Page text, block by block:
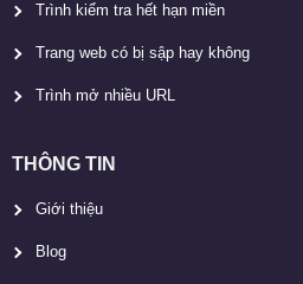
Trình kiểm tra hết hạn miền
Trang web có bị sập hay không
Trình mở nhiều URL
THÔNG TIN
Giới thiệu
Blog